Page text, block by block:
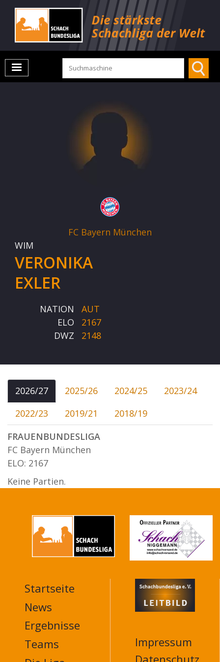
FC Bayern München
WIM
VERONIKA
EXLER
NATION
AUT
ELO
2167
DWZ
2148
2026/27 2025/26 2024/25
2023/24
2022/23
2019/21
2018/19
FRAUENBUNDESLIGA
FC Bayern München
ELO: 2167
Keine Partien.
MAIN
NAVIGATION
FOOTER
Startseite
News
Ergebnisse
Teams
Impressum